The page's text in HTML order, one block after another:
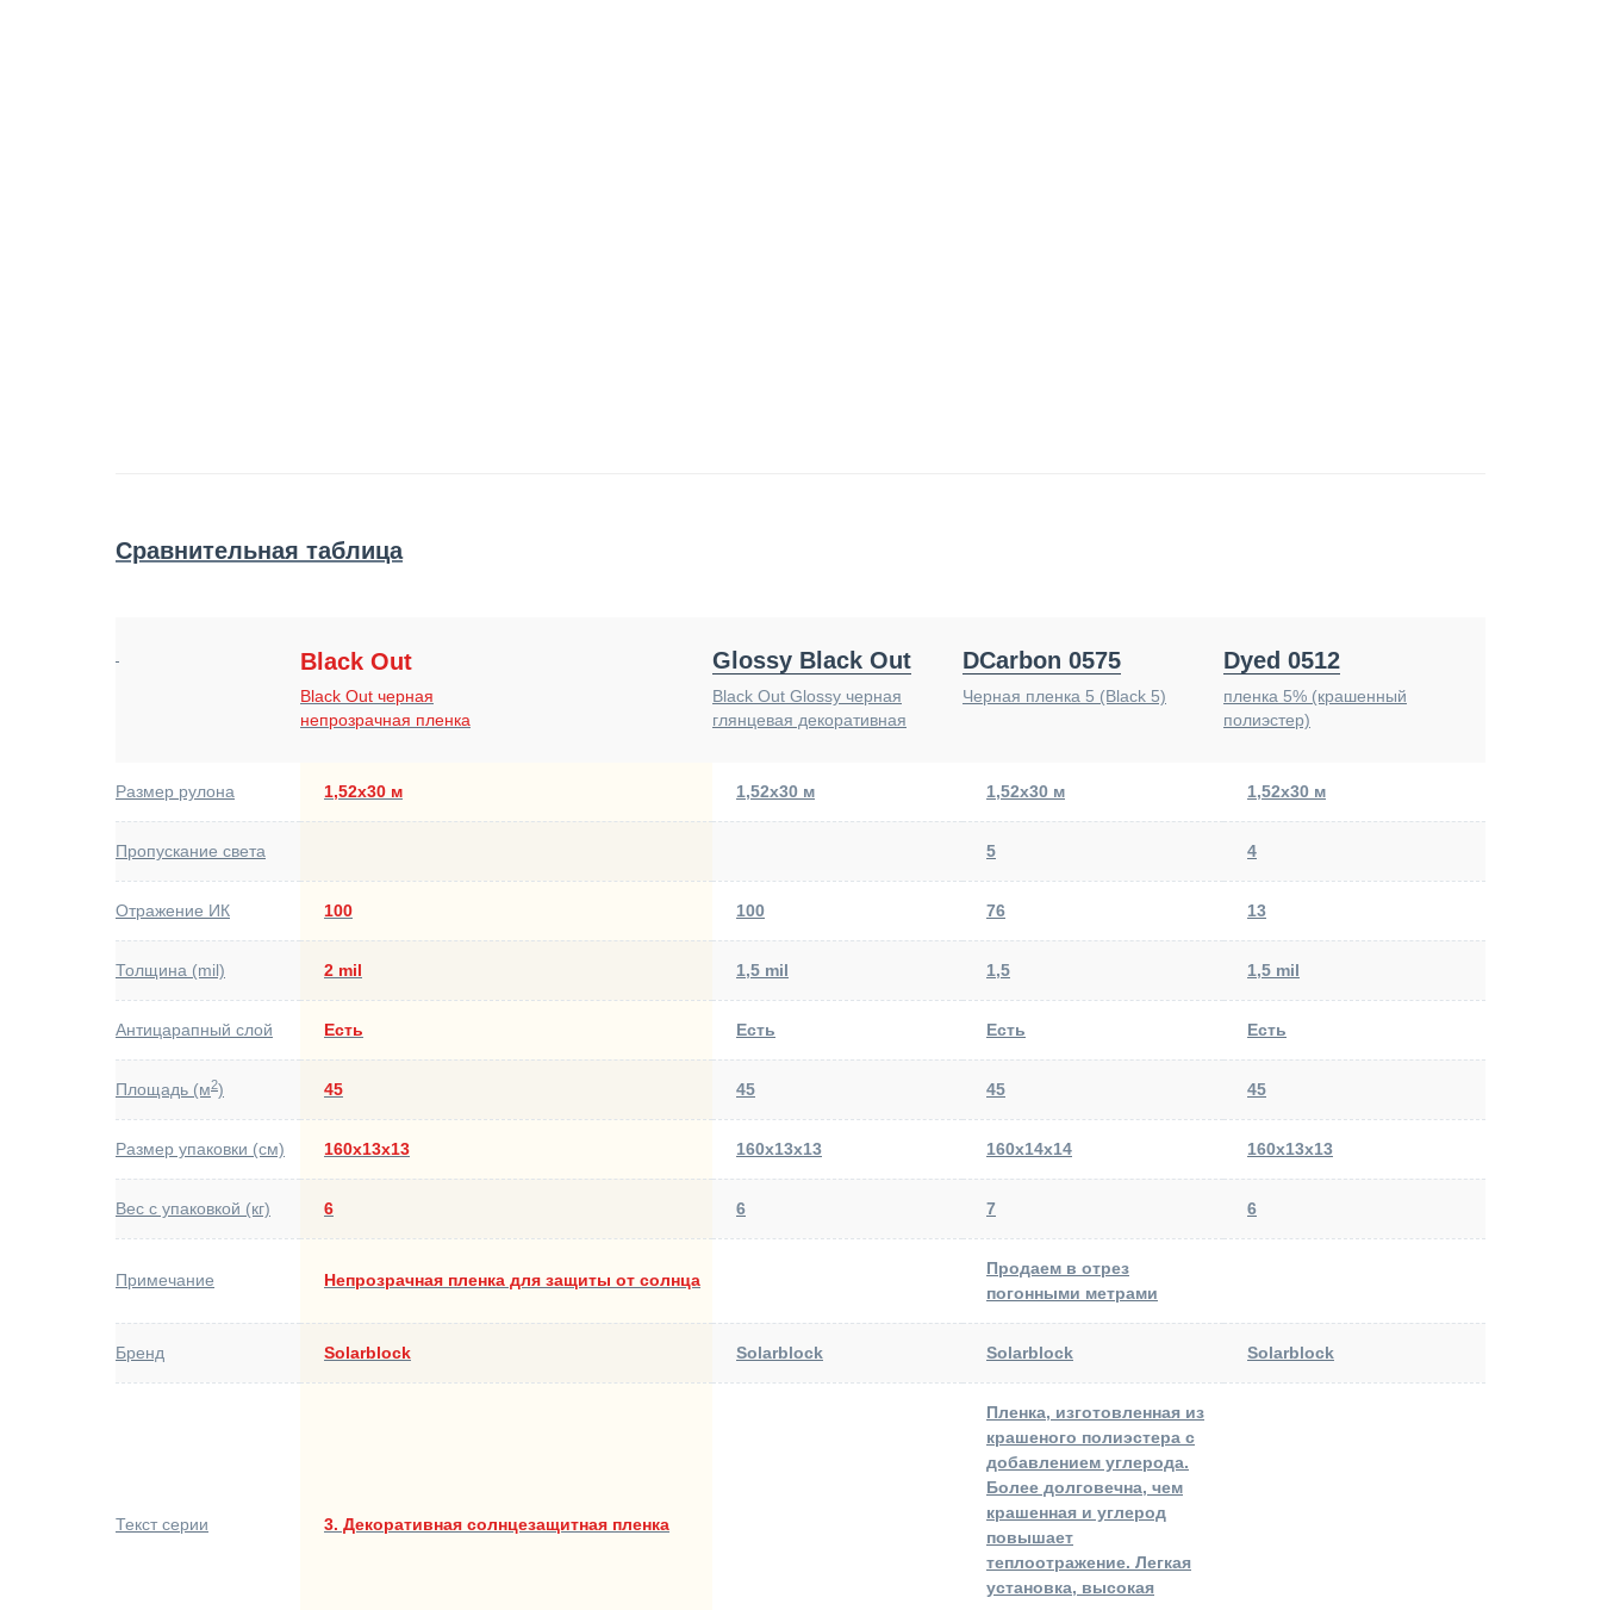
Сравнительная таблица
Black Out
Black Out черная
непрозрачная пленка
Glossy Black Out
Black Out Glossy черная
глянцевая декоративная
DCarbon 0575
Черная пленка 5 (Black 5)
Dyed 0512
пленка 5% (крашенный
полиэстер)
Размер рулона 1,52х30 м 1,52х30 м 1,52х30 м 1,52х30 м
Пропускание света 5 4
Отражение ИК 100 100 76 13
Толщина (mil) 2 mil 1,5 mil 1,5 1,5 mil
Антицарапный слой Есть Есть Есть Есть
Площадь (м2) 45 45 45 45
Размер упаковки (см) 160х13х13 160х13х13 160х14х14 160х13х13
Вес с упаковкой (кг) 6 6 7 6
Примечание Непрозрачная пленка для защиты от солнца
Продаем в отрез
погонными метрами
Бренд Solarblock Solarblock Solarblock Solarblock
Текст серии 3. Декоративная солнцезащитная пленка
Пленка, изготовленная из
крашеного полиэстера с
добавлением углерода.
Более долговечна, чем
крашенная и углерод
повышает
теплоотражение. Легкая
установка, высокая